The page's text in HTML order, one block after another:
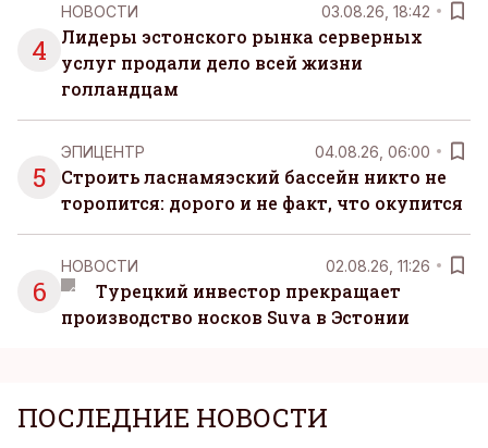
4
НОВОСТИ 03.08.26, 18:42
Лидеры эстонского рынка серверных
услуг продали дело всей жизни
голландцам
5
ЭПИЦЕНТР 04.08.26, 06:00
Строить ласнамяэский бассейн никто не
торопится: дорого и не факт, что окупится
6
НОВОСТИ 02.08.26, 11:26
Турецкий инвестор прекращает
производство носков Suva в Эстонии
ПОСЛЕДНИЕ НОВОСТИ